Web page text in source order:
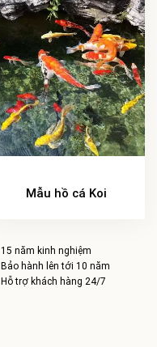
Mẫu hồ cá Koi
15 năm kinh nghiệm
Bảo hành lên tới 10 năm
Hỗ trợ khách hàng 24/7